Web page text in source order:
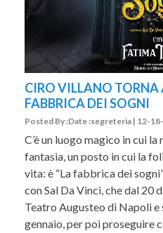
CIRO VILLANO TORNA
FABBRICA DEI SOGNI
Posted By :Date :segreteria | 12-
C’è un luogo magico in cui
fantasia, un posto in cui la
vita: è “La fabbrica dei
con Sal Da Vinci, che dal 20
Teatro Augusteo di Napoli e
gennaio, per poi proseguire